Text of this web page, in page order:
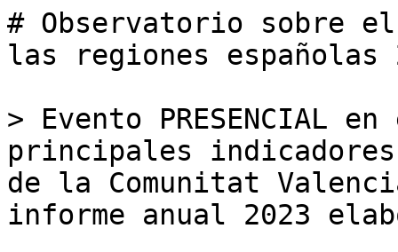
# Observatorio sobre
las regiones españolas
> Evento PRESENCIAL
principales
de la Comunitat
informe anual 2023